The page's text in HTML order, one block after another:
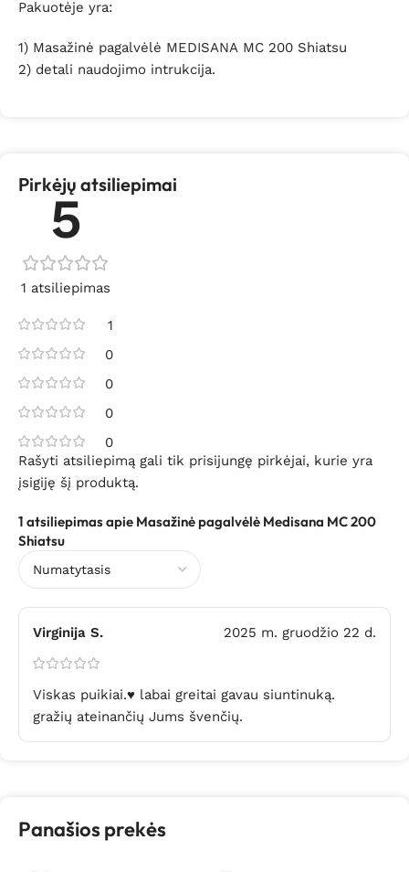
Pakuotėje yra:
1) Masažinė pagalvėlė MEDISANA MC 200 Shiatsu
2) detali naudojimo intrukcija.
Pirkėjų atsiliepimai
5
1 atsiliepimas
1
0
0
0
0
1 atsiliepimas apie Masažinė pagalvėlė Medisana MC 200
Shiatsu
Virginija S. 2025 m. gruodžio 22 d.
Viskas puikiai.♥️ labai greitai gavau siuntinuką.
gražių ateinančių Jums švenčių.
Rašyti atsiliepimą gali tik prisijungę pirkėjai, kurie yra
įsigiję šį produktą.
Panašios prekės